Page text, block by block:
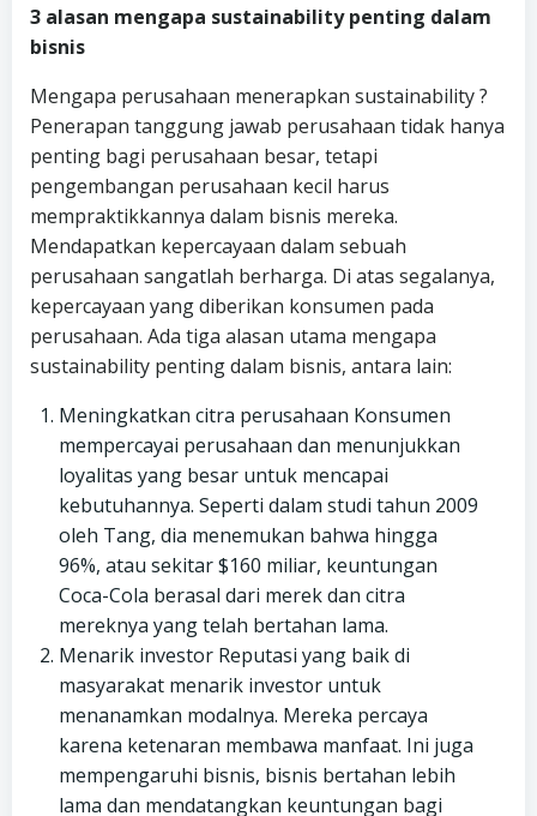
3 alasan mengapa sustainability penting dalam
bisnis
Mengapa perusahaan menerapkan sustainability ?
Penerapan tanggung jawab perusahaan tidak hanya
penting bagi perusahaan besar, tetapi
pengembangan perusahaan kecil harus
mempraktikkannya dalam bisnis mereka.
Mendapatkan kepercayaan dalam sebuah
perusahaan sangatlah berharga. Di atas segalanya,
kepercayaan yang diberikan konsumen pada
perusahaan. Ada tiga alasan utama mengapa
sustainability penting dalam bisnis, antara lain:
Meningkatkan citra perusahaan Konsumen
mempercayai perusahaan dan menunjukkan
loyalitas yang besar untuk mencapai
kebutuhannya. Seperti dalam studi tahun 2009
oleh Tang, dia menemukan bahwa hingga
96%, atau sekitar $160 miliar, keuntungan
Coca-Cola berasal dari merek dan citra
mereknya yang telah bertahan lama.
Menarik investor Reputasi yang baik di
masyarakat menarik investor untuk
menanamkan modalnya. Mereka percaya
karena ketenaran membawa manfaat. Ini juga
mempengaruhi bisnis, bisnis bertahan lebih
lama dan mendatangkan keuntungan bagi